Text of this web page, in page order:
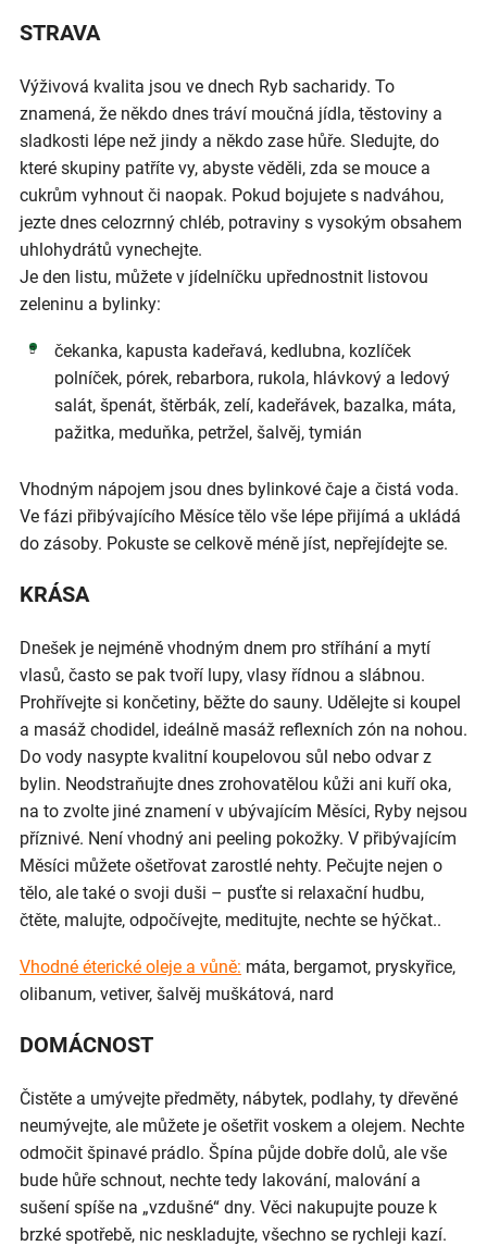
STRAVA
Výživová kvalita jsou ve dnech Ryb sacharidy. To
znamená, že někdo dnes tráví moučná jídla, těstoviny a
sladkosti lépe než jindy a někdo zase hůře. Sledujte, do
které skupiny patříte vy, abyste věděli, zda se mouce a
cukrům vyhnout či naopak. Pokud bojujete s nadváhou,
jezte dnes celozrnný chléb, potraviny s vysokým obsahem
uhlohydrátů vynechejte.
Je den listu, můžete v jídelníčku upřednostnit listovou
zeleninu a bylinky:
čekanka, kapusta kadeřavá, kedlubna, kozlíček
polníček, pórek, rebarbora, rukola, hlávkový a ledový
salát, špenát, štěrbák, zelí, kadeřávek, bazalka, máta,
pažitka, meduňka, petržel, šalvěj, tymián
Vhodným nápojem jsou dnes bylinkové čaje a čistá voda.
Ve fázi přibývajícího Měsíce tělo vše lépe přijímá a ukládá
do zásoby. Pokuste se celkově méně jíst, nepřejídejte se.
KRÁSA
Dnešek je nejméně vhodným dnem pro stříhání a mytí
vlasů, často se pak tvoří lupy, vlasy řídnou a slábnou.
Prohřívejte si končetiny, běžte do sauny. Udělejte si koupel
a masáž chodidel, ideálně masáž reflexních zón na nohou.
Do vody nasypte kvalitní koupelovou sůl nebo odvar z
bylin. Neodstraňujte dnes zrohovatělou kůži ani kuří oka,
na to zvolte jiné znamení v ubývajícím Měsíci, Ryby nejsou
příznivé. Není vhodný ani peeling pokožky. V přibývajícím
Měsíci můžete ošetřovat zarostlé nehty. Pečujte nejen o
tělo, ale také o svoji duši – pusťte si relaxační hudbu,
čtěte, malujte, odpočívejte, meditujte, nechte se hýčkat..
Vhodné éterické oleje a vůně: máta, bergamot, pryskyřice,
olibanum, vetiver, šalvěj muškátová, nard
DOMÁCNOST
Čistěte a umývejte předměty, nábytek, podlahy, ty dřevěné
neumývejte, ale můžete je ošetřit voskem a olejem. Nechte
odmočit špinavé prádlo. Špína půjde dobře dolů, ale vše
bude hůře schnout, nechte tedy lakování, malování a
sušení spíše na „vzdušné“ dny. Věci nakupujte pouze k
brzké spotřebě, nic neskladujte, všechno se rychleji kazí.